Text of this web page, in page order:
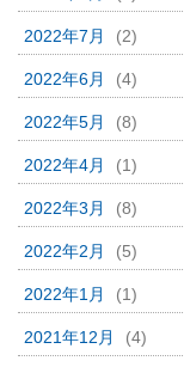
2022年7月 (2)
2022年6月 (4)
2022年5月 (8)
2022年4月 (1)
2022年3月 (8)
2022年2月 (5)
2022年1月 (1)
2021年12月 (4)